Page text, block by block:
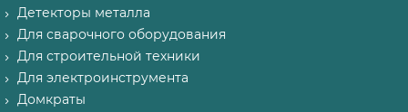
Детекторы металла
Для сварочного оборудования
Для строительной техники
Для электроинструмента
Домкраты